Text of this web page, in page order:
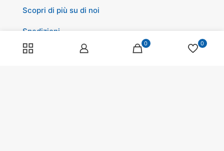
Scopri di più su di noi
Spedizioni
Programma fedeltà
0 0